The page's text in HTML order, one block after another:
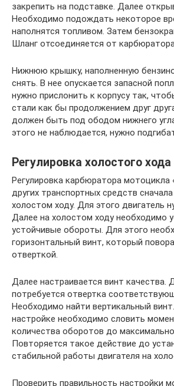
закрепить на подставке. Далее
Необходимо подождать некоторое
наполнятся топливом. Затем
Шланг отсоединяется от
Нижнюю крышку, наполненную
снять. В нее опускается запасной
нужно прислонить к корпусу так,
стали как бы продолжением друг
должен быть под ободом нижнего
этого не наблюдается, нужно
Регулировка холостого хода
Регулировка карбюратора мотоцикла
других транспортных средств
холостом ходу. Для этого двигатель
Далее на холостом ходу необходимо
устойчивые обороты. Для этого
горизонтальный винт, который
отверткой.
Далее настраивается винт качества.
потребуется отвертка
Необходимо найти вертикальный
настройке необходимо словить
количества оборотов до
Повторяется такое действие до
стабильной работы двигателя на
Проверить правильность настройки